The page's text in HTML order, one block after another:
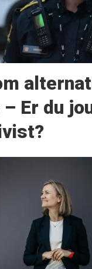
– Er du